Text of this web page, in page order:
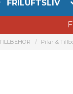
FRILUFTSLIV
Pilar &